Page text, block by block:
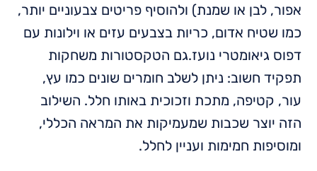
אפור, לבן או שמנת) ולהוסיף פריטים צבעוניים יותר,
כמו שטיח אדום, כריות בצבעים עזים או וילונות עם
דפוס גיאומטרי נועז.גם הטקסטורות משחקות
תפקיד חשוב: ניתן לשלב חומרים שונים כמו עץ,
עור, קטיפה, מתכת וזכוכית באותו חלל. השילוב
הזה יוצר שכבות שמעמיקות את המראה הכללי,
ומוסיפות חמימות ועניין לחלל.